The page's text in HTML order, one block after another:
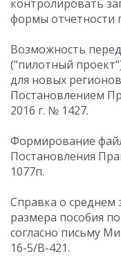
контролировать
формы отчетности
Возможность
("пилотный
для новых
Постановлением
2016 г. № 1427.
Формирование
Постановления
1077п.
Cправка о среднем
размера пособия
согласно письму
16-5/В-421.